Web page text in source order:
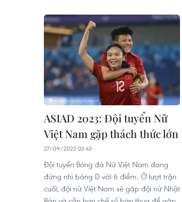
ASIAD 2023: Đội tuyển Nữ
Việt Nam gặp thách thức lớn
27/09/2023 03:43
Đội tuyển Bóng đá Nữ Việt Nam đang
đứng nhì bảng D với 6 điểm. Ở lượt trận
cuối, đội nữ Việt Nam sẽ gặp đội nữ Nhật